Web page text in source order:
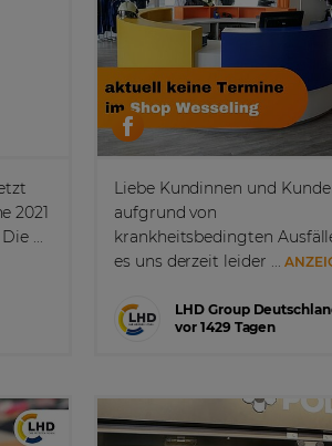
2021
...
Liebe Kundinnen und
aufgrund von
krankheitsbedingten
es uns derzeit leider ...
LHD Group
vor 1429 Tagen